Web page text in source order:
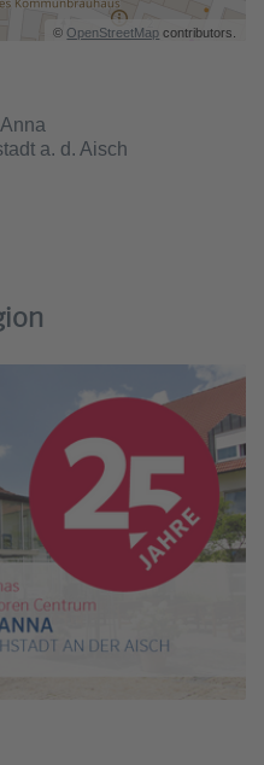
©OpenStreetMap contributors.
a. d. Aisch